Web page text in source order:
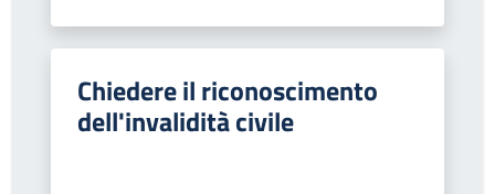
Chiedere il riconoscimento
dell'invalidità civile